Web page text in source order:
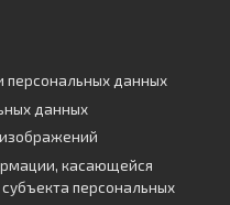
персональных данных
данных
касающейся
персональных